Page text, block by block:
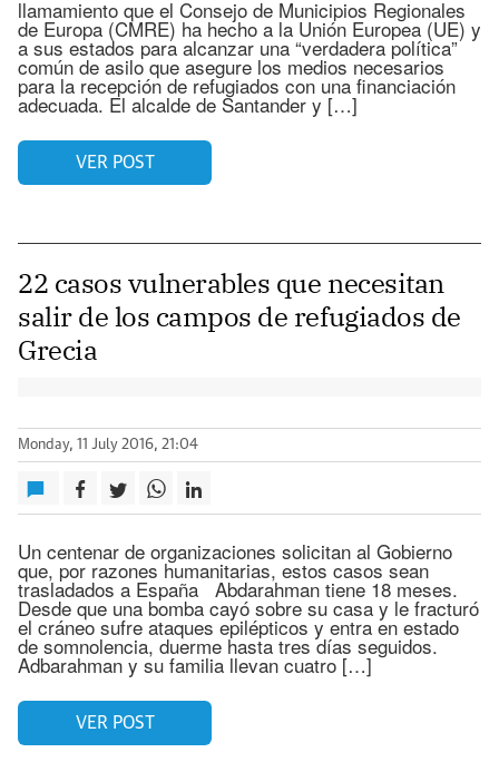
llamamiento que el Consejo de Municipios Regionales
de Europa (CMRE) ha hecho a la Unión Europea (UE) y
a sus estados para alcanzar una “verdadera política”
común de asilo que asegure los medios necesarios
para la recepción de refugiados con una financiación
adecuada. El alcalde de Santander y […]
VER POST
22 casos vulnerables que necesitan
salir de los campos de refugiados de
Grecia
Monday, 11 July 2016, 21:04
Un centenar de organizaciones solicitan al Gobierno
que, por razones humanitarias, estos casos sean
trasladados a España Abdarahman tiene 18 meses.
Desde que una bomba cayó sobre su casa y le fracturó
el cráneo sufre ataques epilépticos y entra en estado
de somnolencia, duerme hasta tres días seguidos.
Adbarahman y su familia llevan cuatro […]
VER POST